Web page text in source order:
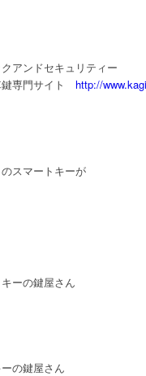
アンドセキュリティー
専門サイト http://
スマートキーが
ーの鍵屋さん
の鍵屋さん